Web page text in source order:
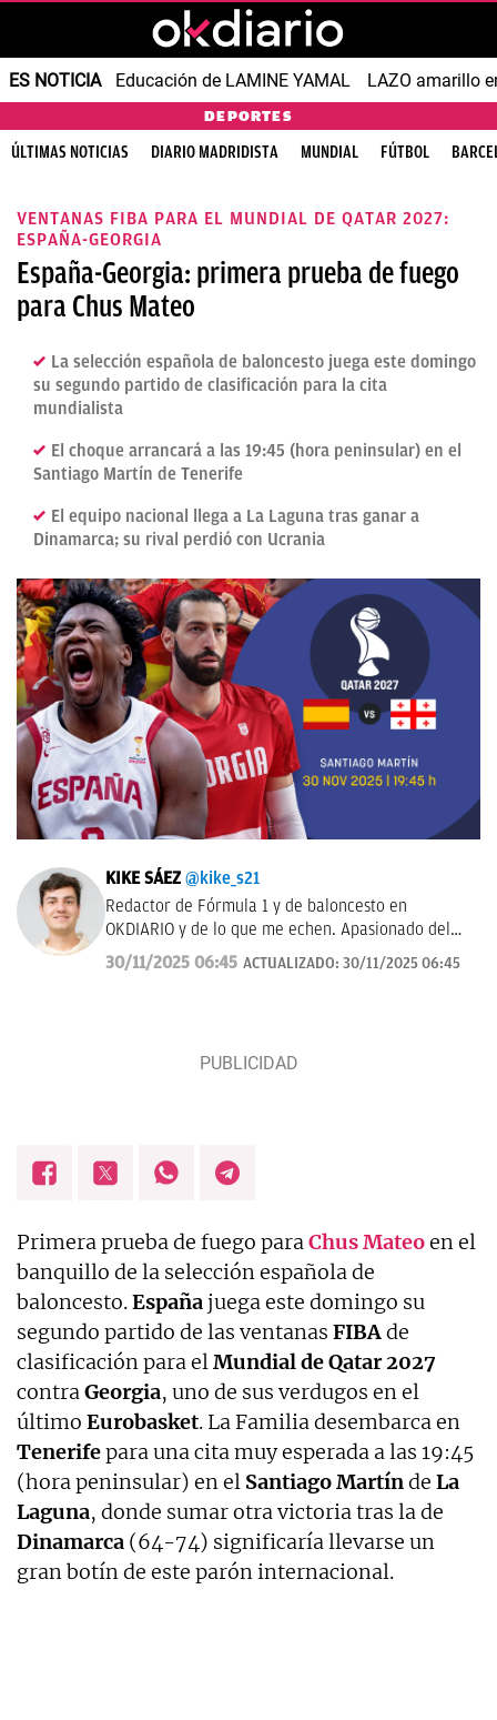
ES NOTICIA Educación de LAMINE YAMAL LAZO amarillo
DEPORTES
ÚLTIMAS NOTICIAS DIARIO MADRIDISTA MUNDIAL FÚTBOL
VENTANAS FIBA PARA EL MUNDIAL DE QATAR 2027:
ESPAÑA-GEORGIA
España-Georgia: primera prueba de fuego
para Chus Mateo
La selección española de baloncesto juega este domingo
su segundo partido de clasificación para la cita
mundialista
El choque arrancará a las 19:45 (hora peninsular) en el
Santiago Martín de Tenerife
El equipo nacional llega a La Laguna tras ganar a
Dinamarca; su rival perdió con Ucrania
KIKE SÁEZ @kike_s21
Redactor de Fórmula 1 y de baloncesto en
OKDIARIO y de lo que me echen. Apasionado del
deporte y todo lo que le rodea.
30/11/2025 06:45 ACTUALIZADO: 30/11/2025 06:45
Primera prueba de fuego paraChus Mateoen el
banquillo de la selección española de
baloncesto.Españajuega este domingo su
segundo partido de las ventanas FIBAde
clasificación para elMundial de Qatar 2027
contraGeorgia, uno de sus verdugos en el
último Eurobasket. La Familia desembarca en
Tenerifepara una cita muy esperada a las 19:45
(hora peninsular) en el Santiago Martínde La
Laguna, donde sumar otra victoria tras la de
Dinamarca (64-74) significaría llevarse un
gran botín de este parón internacional.